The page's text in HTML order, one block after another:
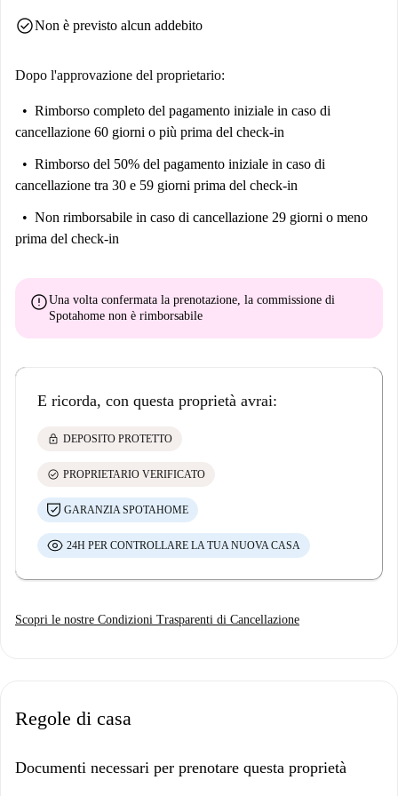
check_circleNon è previsto alcun addebito
Dopo l'approvazione del proprietario:
Rimborso completo del pagamento iniziale in caso di
cancellazione 60 giorni o più prima del check-in
Rimborso del 50% del pagamento iniziale in caso di
cancellazione tra 30 e 59 giorni prima del check-in
Non rimborsabile in caso di cancellazione 29 giorni o meno
prima del check-in
errorUna volta confermata la prenotazione, la commissione di
Spotahome non è rimborsabile
E ricorda, con questa proprietà avrai:
lock DEPOSITO PROTETTO
check_circle PROPRIETARIO VERIFICATO
GARANZIA SPOTAHOME
24H PER CONTROLLARE LA TUA NUOVA CASA
Scopri le nostre Condizioni Trasparenti di Cancellazione
Regole di casa
Documenti necessari per prenotare questa proprietà